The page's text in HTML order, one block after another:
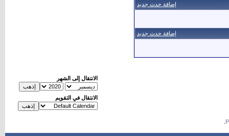
إضافة حدث جديد
إضافة حدث جديد
الانتقال إلى الشهر
الانتقال في التقويم